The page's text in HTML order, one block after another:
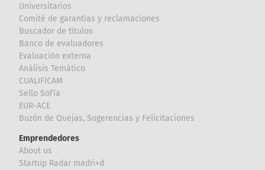
Universitarios
Comité de garantías y reclamaciones
Buscador de títulos
Banco de evaluadores
Evaluación externa
Análisis Temático
CUALIFICAM
Sello Sofía
EUR-ACE
Buzón de Quejas, Sugerencias y Felicitaciones
Emprendedores
About us
Startup Radar madri+d